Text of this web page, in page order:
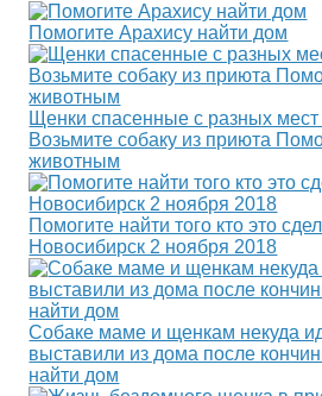
Помогите Арахису найти дом
Щенки спасенные с разных
Возьмите собаку из приюта
животным
Помогите найти того кто это
Новосибирск 2 ноября 2018
Собаке маме и щенкам некуда
выставили из дома после
найти дом